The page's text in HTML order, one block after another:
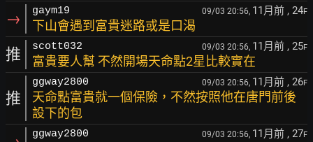
→ gaym19 09/03 20:56, 11月前 , 24F
下山會遇到富貴迷路或是口渴
推 scott032 09/03 20:56, 11月前 , 25F
富貴要人幫 不然開場天命點2星比較實在
推
ggway2800 09/03 20:56, 11月前 , 26F
天命點富貴就一個保險，不然按照他在唐門前後
設下的包
ggway2800 09/03 20:56, 11月前 , 27F